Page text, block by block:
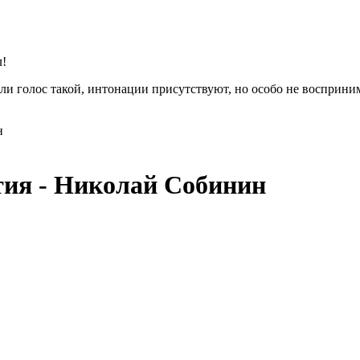
голос такой, интонации присутствуют, но особо не
- Николай Собинин